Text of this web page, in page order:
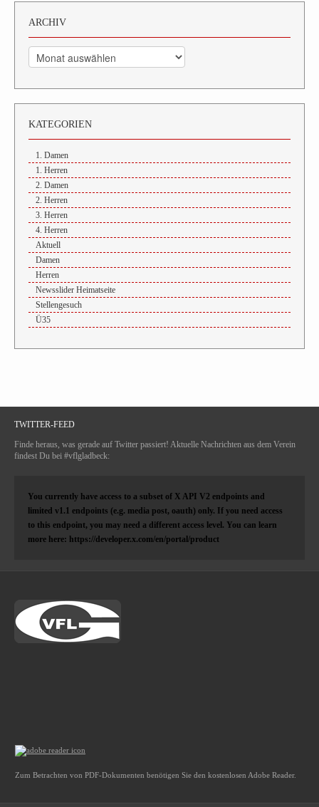
ARCHIV
Archiv
KATEGORIEN
1. Damen
1. Herren
2. Damen
2. Herren
3. Herren
4. Herren
Aktuell
Damen
Herren
Newsslider Heimatseite
Stellengesuch
Ü35
TWITTER-FEED
Finde heraus, was gerade auf Twitter passiert! Aktuelle Nachrichten aus dem Verein
findest Du bei #vflgladbeck:
You currently have access to a subset of X API V2 endpoints and
limited v1.1 endpoints (e.g. media post, oauth) only. If you need access
to this endpoint, you may need a different access level. You can learn
more here: https://developer.x.com/en/portal/product
Zum Betrachten von PDF-Dokumenten benötigen Sie den kostenlosen Adobe Reader.